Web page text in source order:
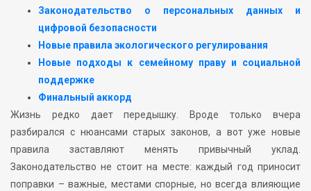
Законодательство о персональных данных и
цифровой безопасности
Новые правила экологического регулирования
Новые подходы к семейному праву и социальной
поддержке
Финальный аккорд
Жизнь редко дает передышку. Вроде только вчера
разбирался с нюансами старых законов, а вот уже новые
правила заставляют менять привычный уклад.
Законодательство не стоит на месте: каждый год приносит
поправки – важные, местами спорные, но всегда влияющие